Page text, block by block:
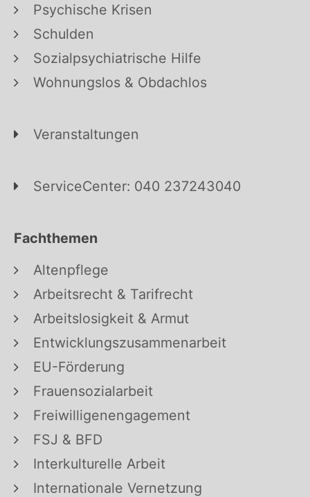
Psychische Krisen
Schulden
Sozialpsychiatrische Hilfe
Wohnungslos & Obdachlos
Veranstaltungen
ServiceCenter: 040 237243040
Fachthemen
Altenpflege
Arbeitsrecht & Tarifrecht
Arbeitslosigkeit & Armut
Entwicklungszusammenarbeit
EU-Förderung
Frauensozialarbeit
Freiwilligenengagement
FSJ & BFD
Interkulturelle Arbeit
Internationale Vernetzung